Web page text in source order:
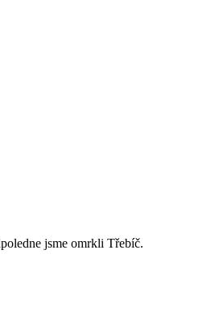
jsme omrkli Třebíč.